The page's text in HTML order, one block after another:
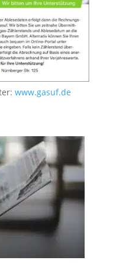
www.gasuf.de